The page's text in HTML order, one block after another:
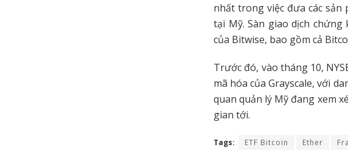
nhất trong việc đưa các
tại Mỹ. Sàn giao dịch chứng
của Bitwise, bao gồm cả
Trước đó, vào tháng 10,
mã hóa của Grayscale, với
quan quản lý Mỹ đang xem
gian tới.
Tags: ETF Bitcoin Ether